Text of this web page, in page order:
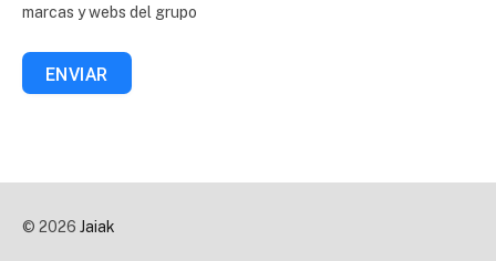
marcas y webs del grupo
ENVIAR
© 2026 Jaiak